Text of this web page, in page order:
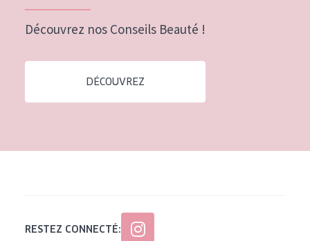
Peau normale à sèche
Peau mature
Peau ménopausée
Âge : 55+
Découvrez nos Conseils Beauté !
DÉCOUVREZ
RESTEZ CONNECTÉ: